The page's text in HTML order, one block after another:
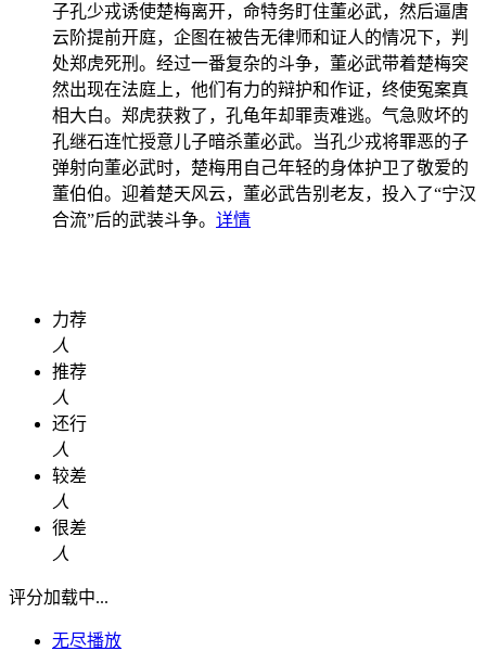
子孔少戎诱使楚梅离开，命特务盯住董必武，然后逼唐
云阶提前开庭，企图在被告无律师和证人的情况下，判
处郑虎死刑。经过一番复杂的斗争，董必武带着楚梅突
然出现在法庭上，他们有力的辩护和作证，终使冤案真
相大白。郑虎获救了，孔龟年却罪责难逃。气急败坏的
孔继石连忙授意儿子暗杀董必武。当孔少戎将罪恶的子
弹射向董必武时，楚梅用自己年轻的身体护卫了敬爱的
董伯伯。迎着楚天风云，董必武告别老友，投入了“宁汉
合流”后的武装斗争。 详情
力荐
人
推荐
人
还行
人
较差
人
很差
人
评分加载中...
无尽播放